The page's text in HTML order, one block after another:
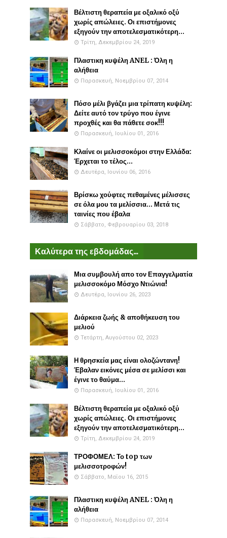
Βέλτιστη θεραπεία με οξαλικό οξύ
χωρίς απώλειες. Οι επιστήμονες
εξηγούν την αποτελεσματικότερη...
Τρίτη, Δεκεμβρίου 24, 2019
Πλαστικη κυψέλη ANEL : Όλη η
αλήθεια
Παρασκευή, Νοεμβρίου 07, 2014
Πόσο μέλι βγάζει μια τρίπατη κυψέλη:
Δείτε αυτό τον τρύγο που έγινε
προχθές και θα πάθετε σοκ!!!
Παρασκευή, Ιουλίου 01, 2016
Κλαίνε οι μελισσοκόμοι στην Ελλάδα:
Έρχεται το τέλος...
Δευτέρα, Ιουνίου 06, 2016
Βρίσκω χούφτες πεθαμένες μέλισσες
σε όλα μου τα μελίσσια... Μετά τις
ταινίες που έβαλα
Σάββατο, Φεβρουαρίου 03, 2018
Καλύτερα της εβδομάδας...
Μια συμβουλή απο τον Επαγγελματία
μελισσοκόμο Μόσχο Ντιώνια!
Δευτέρα, Ιουνίου 26, 2023
Διάρκεια ζωής & αποθήκευση του
μελιού
Τετάρτη, Αυγούστου 02, 2023
Η θρησκεία μας είναι ολοζώντανη!
Έβαλαν εικόνες μέσα σε μελίσσι και
έγινε το θαύμα...
Παρασκευή, Ιουλίου 01, 2016
Βέλτιστη θεραπεία με οξαλικό οξύ
χωρίς απώλειες. Οι επιστήμονες
εξηγούν την αποτελεσματικότερη...
Τρίτη, Δεκεμβρίου 24, 2019
ΤΡΟΦΟΜΕΛ: Το top των
μελισσοτροφών!
Σάββατο, Μαΐου 16, 2015
Πλαστικη κυψέλη ANEL : Όλη η
αλήθεια
Παρασκευή, Νοεμβρίου 07, 2014